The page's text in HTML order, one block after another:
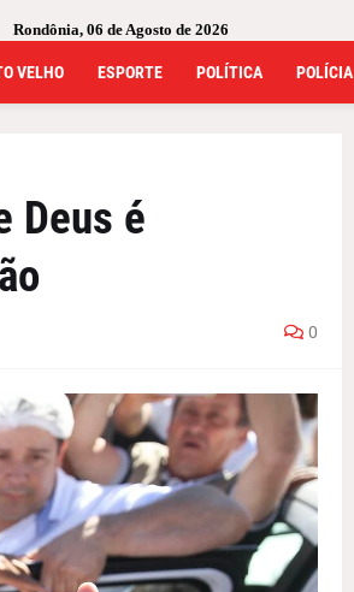
Rondônia, 06 de Agosto de 2026
VELHO ESPORTE POLÍTICA POLÍCIA
Deus é
0